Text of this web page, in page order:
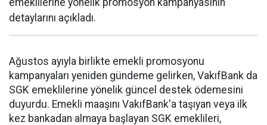
emeklilerine yönelik promosyon kampanyasının
detaylarını açıkladı.
Ağustos ayıyla birlikte emekli promosyonu
kampanyaları yeniden gündeme gelirken, VakıfBank da
SGK emeklilerine yönelik güncel destek ödemesini
duyurdu. Emekli maaşını VakıfBank'a taşıyan veya ilk
kez bankadan almaya başlayan SGK emeklileri,